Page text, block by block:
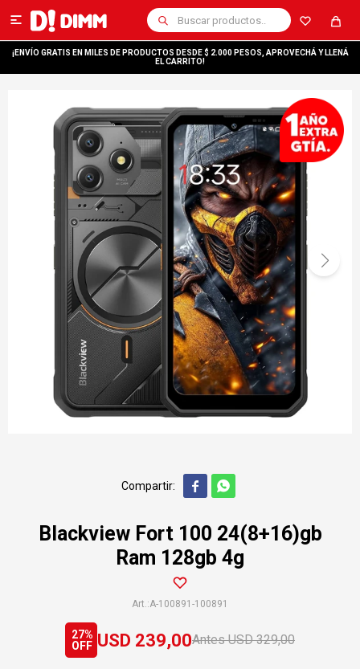

¡ENVÍO GRATIS EN MILES DE PRODUCTOS DESDE $ 2.000 PESOS, APROVECHÁ Y LLENÁ
EL CARRITO!
 
Blackview Fort 100 24(8+16)gb
Ram 128gb 4g
A-100891-100891
USD 239,00 USD 329,00
27